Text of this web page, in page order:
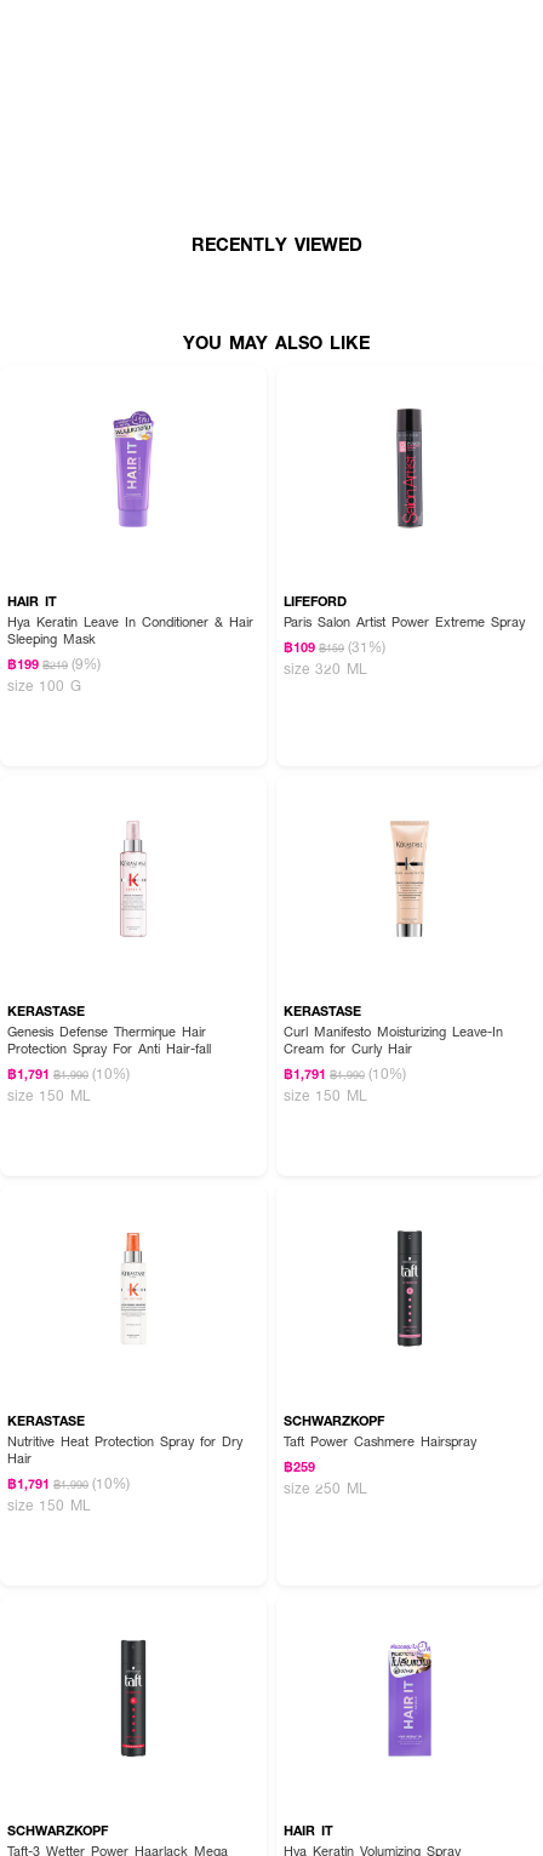
RECENTLY VIEWED
YOU MAY ALSO LIKE
HAIR IT
Hya Keratin Leave In Conditioner & Hair
Sleeping Mask
฿199 ฿219 (9%)
size 100 G
LIFEFORD
Paris Salon Artist Power Extreme Spray
฿109 ฿159 (31%)
size 320 ML
KERASTASE
Genesis Defense Thermique Hair
Protection Spray For Anti Hair-fall
฿1,791 ฿1,990 (10%)
size 150 ML
KERASTASE
Curl Manifesto Moisturizing Leave-In
Cream for Curly Hair
฿1,791 ฿1,990 (10%)
size 150 ML
KERASTASE
Nutritive Heat Protection Spray for Dry
Hair
฿1,791 ฿1,990 (10%)
size 150 ML
SCHWARZKOPF
Taft Power Cashmere Hairspray
฿259
size 250 ML
SCHWARZKOPF
Taft-3 Wetter Power Haarlack Mega
HAIR IT
Hya Keratin Volumizing Spray